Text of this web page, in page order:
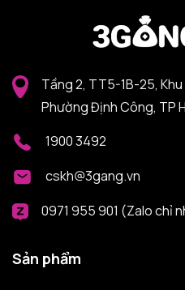
Tầng 2, TT5-1B-25, Khu
Phường Định Công, TP
1900 3492
cskh@3gang.vn
0971 955 901 (Zalo chỉ
Sản phẩm